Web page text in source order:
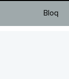
Bloq